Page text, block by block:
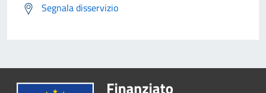
Segnala disservizio